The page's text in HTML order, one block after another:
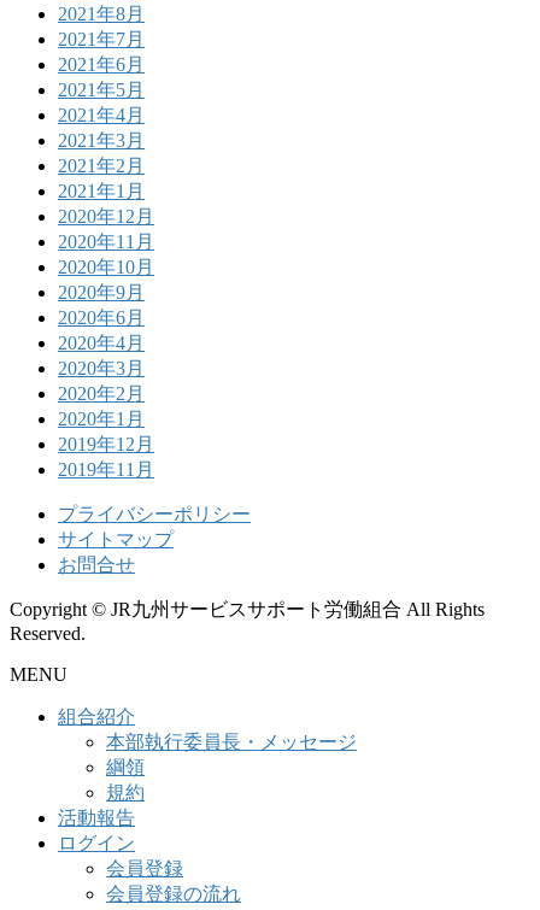
2021年8月
2021年7月
2021年6月
2021年5月
2021年4月
2021年3月
2021年2月
2021年1月
2020年12月
2020年11月
2020年10月
2020年9月
2020年6月
2020年4月
2020年3月
2020年2月
2020年1月
2019年12月
2019年11月
プライバシーポリシー
サイトマップ
お問合せ
Copyright © JR九州サービスサポート労働組合 All Rights
Reserved.
MENU
組合紹介
本部執行委員長・メッセージ
綱領
規約
活動報告
ログイン
会員登録
会員登録の流れ